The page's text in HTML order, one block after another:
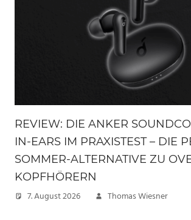
REVIEW: DIE ANKER
IN-EARS IM PRAXISTEST – DIE
SOMMER-ALTERNATIVE ZU
KOPFHÖRERN
7. August 2026 Thomas Wiesner